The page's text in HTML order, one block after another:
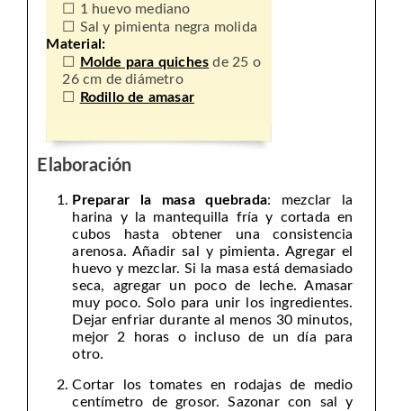
1 huevo mediano
Sal y pimienta negra molida
Material:
Molde para quiches de 25 o
26 cm de diámetro
Rodillo de amasar
Elaboración
Preparar la masa quebrada: mezclar la
harina y la mantequilla fría y cortada en
cubos hasta obtener una consistencia
arenosa. Añadir sal y pimienta. Agregar el
huevo y mezclar. Si la masa está demasiado
seca, agregar un poco de leche. Amasar
muy poco. Solo para unir los ingredientes.
Dejar enfriar durante al menos 30 minutos,
mejor 2 horas o incluso de un día para
otro.
Cortar los tomates en rodajas de medio
centímetro de grosor. Sazonar con sal y